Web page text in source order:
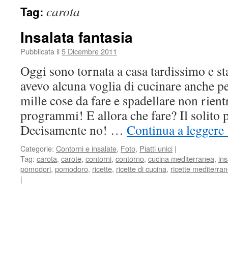
Tag: carota
Insalata fantasia
Pubblicata il 5 Dicembre 2011
Oggi sono tornata a casa tardissimo e
avevo alcuna voglia di cucinare anche
mille cose da fare e spadellare non
programmi! E allora che fare? Il solito
Decisamente no! … Continua a leggere
Categorie: Contorni e insalate, Foto, Piatti unici |
Tag: carota, carote, contorni, contorno, cucina mediterranea,
pomodori, pomodoro, ricette, ricette di cucina, ricette
|